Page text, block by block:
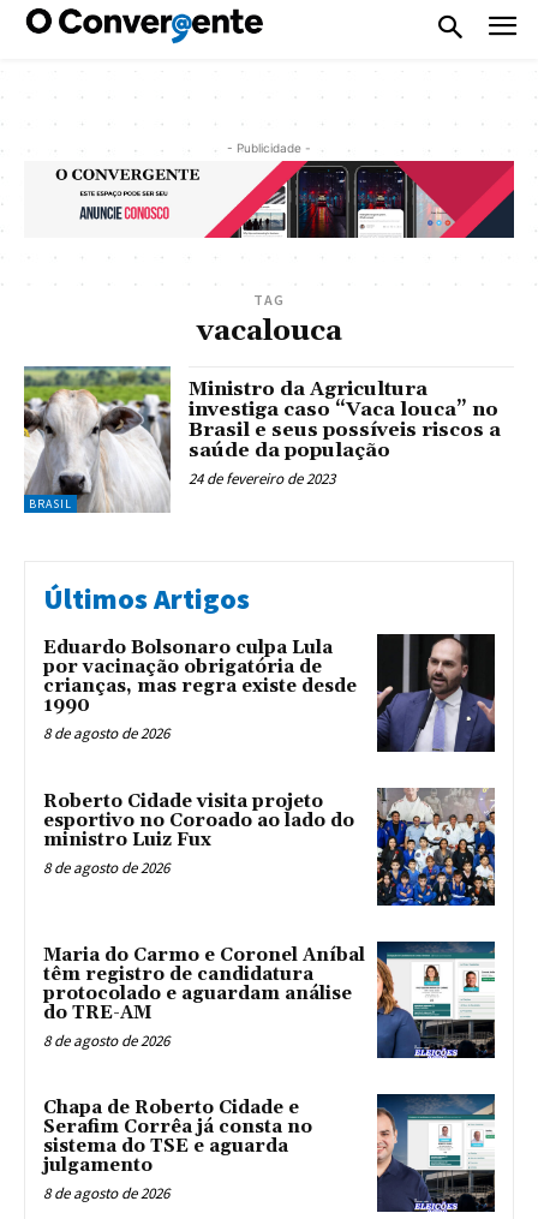
- Publicidade -
TAG
vacalouca
BRASIL
Ministro da Agricultura
investiga caso “Vaca louca” no
Brasil e seus possíveis riscos a
saúde da população
24 de fevereiro de 2023
Últimos Artigos
Eduardo Bolsonaro culpa Lula
por vacinação obrigatória de
crianças, mas regra existe desde
1990
8 de agosto de 2026
Roberto Cidade visita projeto
esportivo no Coroado ao lado do
ministro Luiz Fux
8 de agosto de 2026
Maria do Carmo e Coronel Aníbal
têm registro de candidatura
protocolado e aguardam análise
do TRE-AM
8 de agosto de 2026
Chapa de Roberto Cidade e
Serafim Corrêa já consta no
sistema do TSE e aguarda
julgamento
8 de agosto de 2026